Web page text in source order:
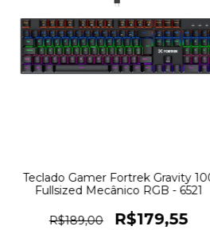
Teclado Gamer Fortrek Gravity
Fullsized Mecânico RGB - 6521
R$189,00 R$179,55